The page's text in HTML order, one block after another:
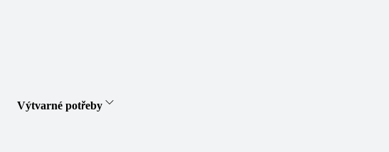
Výtvarné potřeby